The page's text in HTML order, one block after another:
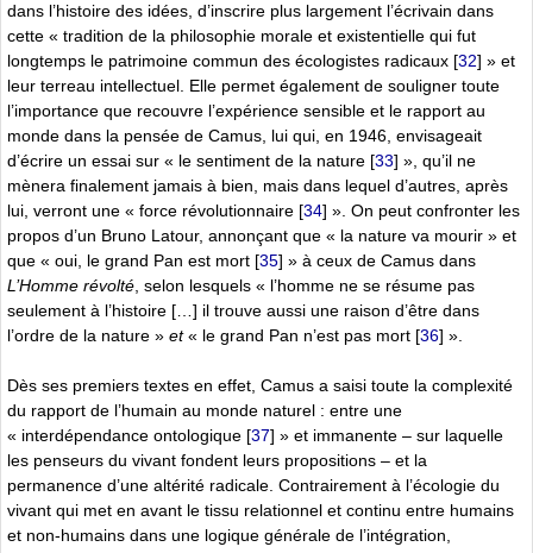
dans l’histoire des idées, d’inscrire plus largement l’écrivain dans
cette « tradition de la philosophie morale et existentielle qui fut
longtemps le patrimoine commun des écologistes radicaux [32] » et
leur terreau intellectuel. Elle permet également de souligner toute
l’importance que recouvre l’expérience sensible et le rapport au
monde dans la pensée de Camus, lui qui, en 1946, envisageait
d’écrire un essai sur « le sentiment de la nature [33] », qu’il ne
mènera finalement jamais à bien, mais dans lequel d’autres, après
lui, verront une « force révolutionnaire [34] ». On peut confronter les
propos d’un Bruno Latour, annonçant que « la nature va mourir » et
que « oui, le grand Pan est mort [35] » à ceux de Camus dans
L’Homme révolté, selon lesquels « l’homme ne se résume pas
seulement à l’histoire […] il trouve aussi une raison d’être dans
l’ordre de la nature » et« le grand Pan n’est pas mort [36] ».
Dès ses premiers textes en effet, Camus a saisi toute la complexité
du rapport de l’humain au monde naturel : entre une
« interdépendance ontologique [37] » et immanente – sur laquelle
les penseurs du vivant fondent leurs propositions – et la
permanence d’une altérité radicale. Contrairement à l’écologie du
vivant qui met en avant le tissu relationnel et continu entre humains
et non-humains dans une logique générale de l’intégration,